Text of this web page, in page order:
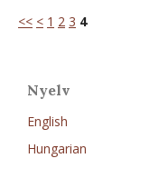
<< < 1 2 3 4
Nyelv
English
Hungarian